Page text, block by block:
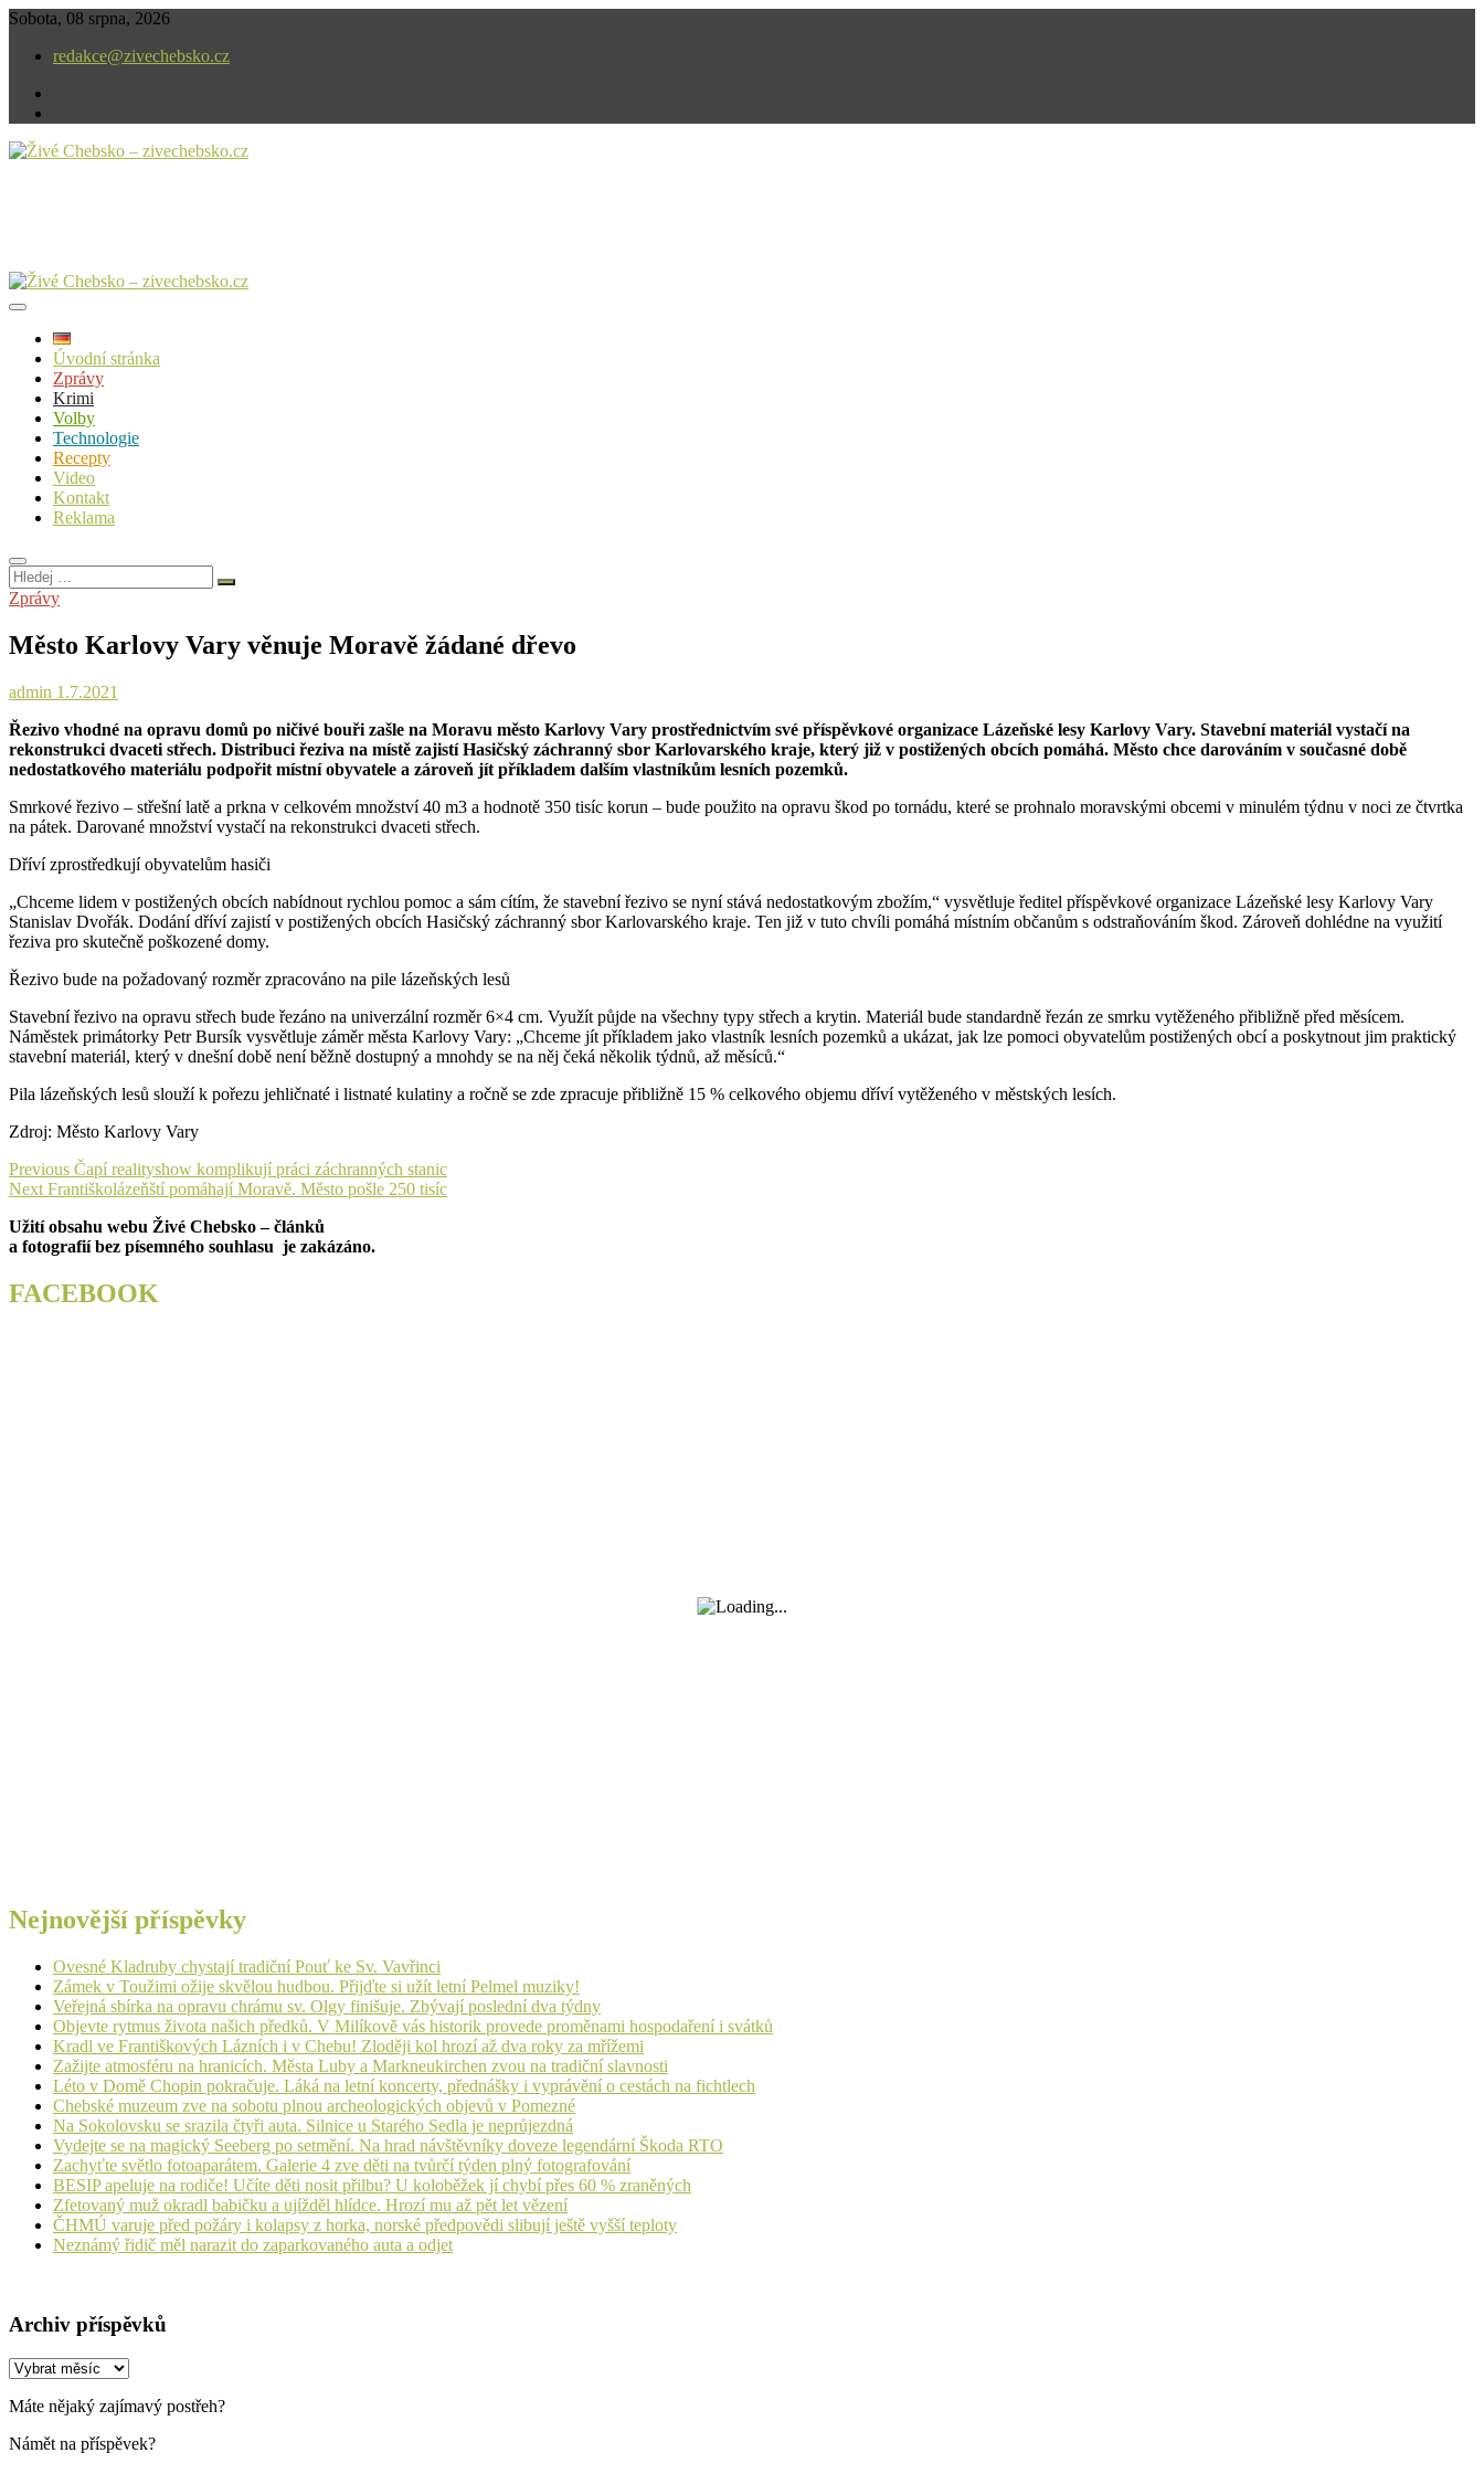
Skip
content
Sobota, 08 srpna, 2026
redakce@zivechebsko.cz
Úvodní stránka
Zprávy
Krimi
Volby
Technologie
Recepty
Video
Kontakt
Reklama
Hledej
…
Zprávy
Město Karlovy Vary věnuje Moravě žádané dřevo
admin 1.7.2021
Řezivo vhodné na opravu domů po ničivé bouři zašle na Moravu město Karlovy Vary prostřednictvím své příspěvkové organizace Lázeňské lesy Karlovy Vary. Stavební materiál vystačí na
rekonstrukci dvaceti střech. Distribuci řeziva na místě zajistí Hasičský záchranný sbor Karlovarského kraje, který již v postižených obcích pomáhá. Město chce darováním v současné době
nedostatkového materiálu podpořit místní obyvatele a zároveň jít příkladem dalším vlastníkům lesních pozemků.
Smrkové řezivo – střešní latě a prkna v celkovém množství 40 m3 a hodnotě 350 tisíc korun – bude použito na opravu škod po tornádu, které se prohnalo moravskými obcemi v minulém týdnu v noci ze čtvrtka
na pátek. Darované množství vystačí na rekonstrukci dvaceti střech.
Dříví zprostředkují obyvatelům hasiči
„Chceme lidem v postižených obcích nabídnout rychlou pomoc a sám cítím, že stavební řezivo se nyní stává nedostatkovým zbožím,“ vysvětluje ředitel příspěvkové organizace Lázeňské lesy Karlovy Vary
Stanislav Dvořák. Dodání dříví zajistí v postižených obcích Hasičský záchranný sbor Karlovarského kraje. Ten již v tuto chvíli pomáhá místním občanům s odstraňováním škod. Zároveň dohlédne na využití
řeziva pro skutečně poškozené domy.
Řezivo bude na požadovaný rozměr zpracováno na pile lázeňských lesů
Stavební řezivo na opravu střech bude řezáno na univerzální rozměr 6×4 cm. Využít půjde na všechny typy střech a krytin. Materiál bude standardně řezán ze smrku vytěženého přibližně před měsícem.
Náměstek primátorky Petr Bursík vysvětluje záměr města Karlovy Vary: „Chceme jít příkladem jako vlastník lesních pozemků a ukázat, jak lze pomoci obyvatelům postižených obcí a poskytnout jim praktický
stavební materiál, který v dnešní době není běžně dostupný a mnohdy se na něj čeká několik týdnů, až měsíců.“
Pila lázeňských lesů slouží k pořezu jehličnaté i listnaté kulatiny a ročně se zde zpracuje přibližně 15 % celkového objemu dříví vytěženého v městských lesích.
Zdroj: Město Karlovy Vary
Navigace
pro
příspěvek
Previous Previous
post:
Čapí realityshow komplikují práci záchranných stanic
Next Next
Františkolázeňští pomáhají Moravě. Město pošle 250 tisíc
Užití obsahu webu Živé Chebsko – článků
a fotografií bez písemného souhlasu je zakázáno.
FACEBOOK
Nejnovější příspěvky
Ovesné Kladruby chystají tradiční Pouť ke Sv. Vavřinci
Zámek v Toužimi ožije skvělou hudbou. Přijďte si užít letní Pelmel muziky!
Veřejná sbírka na opravu chrámu sv. Olgy finišuje. Zbývají poslední dva týdny
Objevte rytmus života našich předků. V Milíkově vás historik provede proměnami hospodaření i svátků
Kradl ve Františkových Lázních i v Chebu! Zloději kol hrozí až dva roky za mřížemi
Zažijte atmosféru na hranicích. Města Luby a Markneukirchen zvou na tradiční slavnosti
Léto v Domě Chopin pokračuje. Láká na letní koncerty, přednášky i vyprávění o cestách na fichtlech
Chebské muzeum zve na sobotu plnou archeologických objevů v Pomezné
Na Sokolovsku se srazila čtyři auta. Silnice u Starého Sedla je neprůjezdná
Vydejte se na magický Seeberg po setmění. Na hrad návštěvníky doveze legendární Škoda RTO
Zachyťte světlo fotoaparátem. Galerie 4 zve děti na tvůrčí týden plný fotografování
BESIP apeluje na rodiče! Učíte děti nosit přilbu? U koloběžek jí chybí přes 60 % zraněných
Zfetovaný muž okradl babičku a ujížděl hlídce. Hrozí mu až pět let vězení
ČHMÚ varuje před požáry i kolapsy z horka, norské předpovědi slibují ještě vyšší teploty
Neznámý řidič měl narazit do zaparkovaného auta a odjet
Archiv příspěvků
Archiv
Máte nějaký zajímavý postřeh?
Námět na příspěvek?